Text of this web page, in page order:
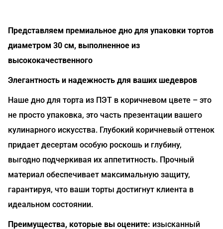
Представляем премиальное дно для упаковки тортов
диаметром 30 см, выполненное из
высококачественного
Элегантность и надежность для ваших шедевров
Наше дно для торта из ПЭТ в коричневом цвете – это
не просто упаковка, это часть презентации вашего
кулинарного искусства. Глубокий коричневый оттенок
придает десертам особую роскошь и глубину,
выгодно подчеркивая их аппетитность. Прочный
материал обеспечивает максимальную защиту,
гарантируя, что ваши торты достигнут клиента в
идеальном состоянии.
Преимущества, которые вы оцените: изысканный